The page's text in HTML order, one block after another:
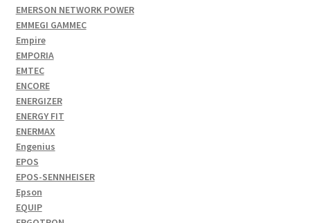
EMERSON NETWORK POWER
EMMEGI GAMMEC
Empire
EMPORIA
EMTEC
ENCORE
ENERGIZER
ENERGY FIT
ENERMAX
Engenius
EPOS
EPOS-SENNHEISER
Epson
EQUIP